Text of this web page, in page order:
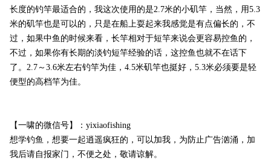
长度的钓竿最适合的，我这次使用的是2.7米的小矶竿，当然，用5.3
米的矶竿也是可以的，只是在船上耍起来我感觉是有点偏长的，不
过，如果中鱼的时候来看，长竿相对于短竿来说会更容易控鱼的，
不过，如果你有长期的淡钓短竿经验的话，这控鱼也就不在话下
了。2.7～3.6米左右钓竿为佳，4.5米矶竿也挺好，5.3米必须要是轻
便型的高档竿为佳。
【一啸的微信号】：yixiaofishing
想学钓鱼，想要一起逍遥疯狂的，可以加我，为防止广告汹涌，加
我后请自报家门，不便之处，敬请谅解。